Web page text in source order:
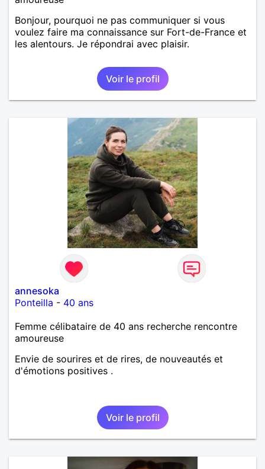
Bonjour, pourquoi ne pas communiquer si vous
voulez faire ma connaissance sur Fort-de-France et
les alentours. Je répondrai avec plaisir.
Voir le profil
annesoka
Ponteilla - 40 ans
Femme célibataire de 40 ans recherche rencontre
amoureuse
Envie de sourires et de rires, de nouveautés et
d'émotions positives .
Voir le profil